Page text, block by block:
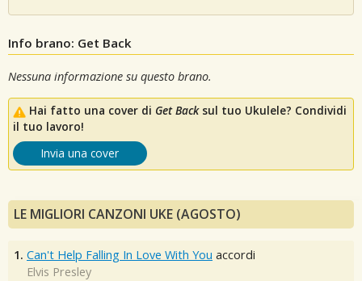
Info brano: Get Back
Nessuna informazione su questo brano.
Hai fatto una cover di Get Backsul tuo Ukulele? Condividi
il tuo lavoro!
Invia una cover
LE MIGLIORI CANZONI UKE (AGOSTO)
1. Can't Help Falling In Love With You accordi
Elvis Presley